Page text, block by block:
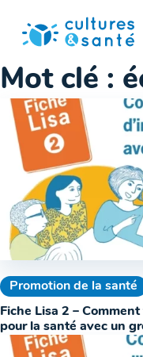
contenu
Mot clé :
Promotion de la santé
Fiche Lisa 2 –
pour la santé avec un